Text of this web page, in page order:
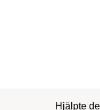
Hjälpte